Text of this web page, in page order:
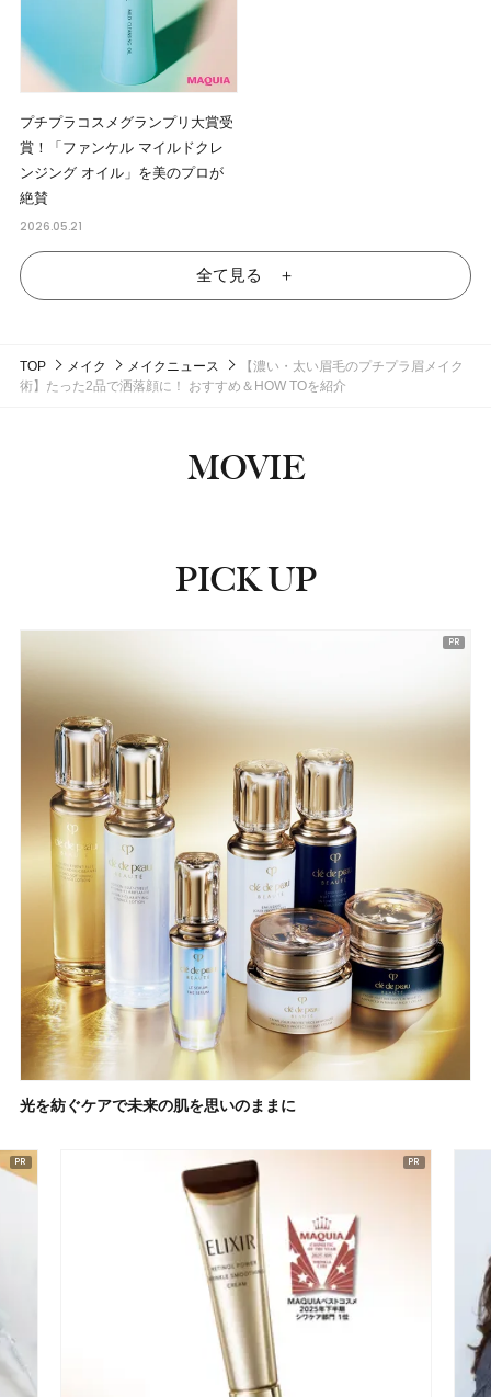
プチプラコスメグランプリ大賞受
賞！「ファンケル マイルドクレ
ンジング オイル」を美のプロが
絶賛
2026.05.21
全て見る ＋
TOP メイク メイクニュース
【濃い・太い眉毛のプチプラ眉メイク
術】たった2品で洒落顔に！ おすすめ＆HOW TOを紹介
MOVIE
PICK UP
光を紡ぐケアで未来の肌を思いのままに